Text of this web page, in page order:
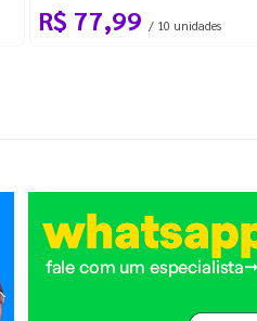
R$ 77,99 / 10 unidades